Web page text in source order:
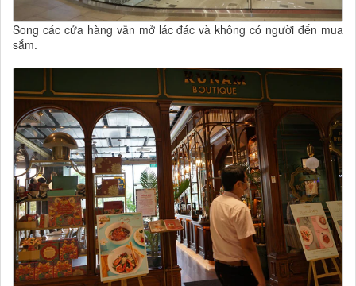
Song các cửa hàng vẫn mở lác đác và không có người đến mua
sắm.